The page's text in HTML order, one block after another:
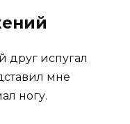
друг испугал
мне
ногу.